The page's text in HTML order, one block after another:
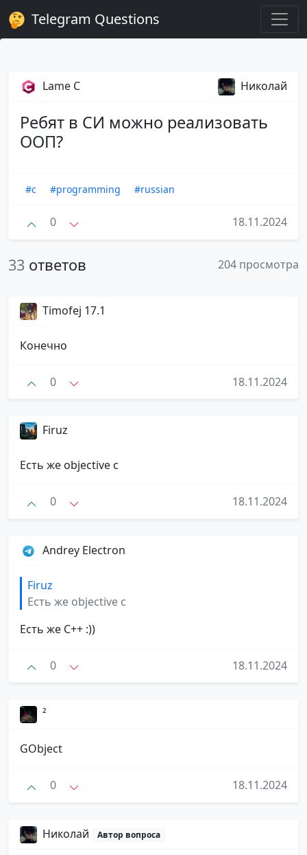
Telegram Questions
Lame C Николай
Ребят в СИ можно реализовать
ООП?
#c #programming #russian
0 18.11.2024
33 ответов 204 просмотра
Timofej 17.1
Конечно
0 18.11.2024
Firuz
Есть же objective c
0 18.11.2024
Andrey Electron
Firuz
Есть же objective c
Есть же С++ :))
0 18.11.2024
²
GObject
0 18.11.2024
Николай Автор вопроса